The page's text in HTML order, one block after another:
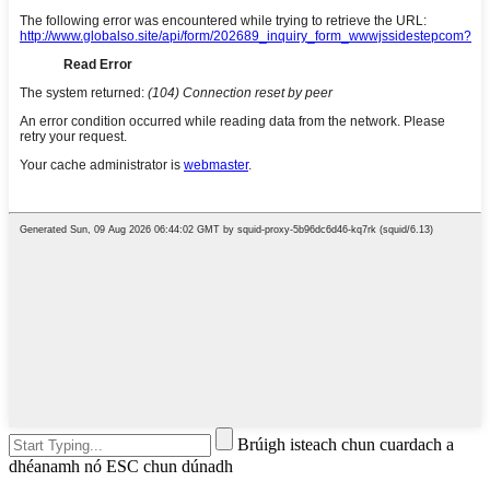
Brúigh isteach chun cuardach a
dhéanamh nó ESC chun dúnadh